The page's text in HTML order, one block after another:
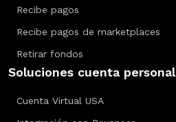
Recibe pagos
Recibe pagos de marketplaces
Retirar fondos
Soluciones cuenta personal
Cuenta Virtual USA